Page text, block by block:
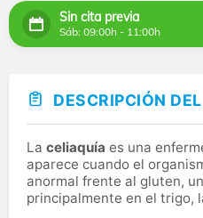
Sin cita previa
Sáb: 09:00h - 11:00h
DESCRIPCIÓN
La celiaquía es una
aparece cuando el
anormal frente al gluten,
principalmente en el trigo,